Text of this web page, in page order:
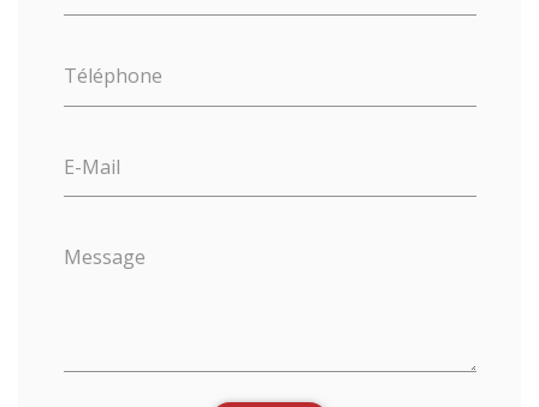
Téléphone
E-Mail
Message